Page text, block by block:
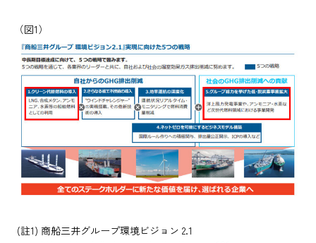
（図1）
(註1) 商船三井グループ環境ビジョン 2.1